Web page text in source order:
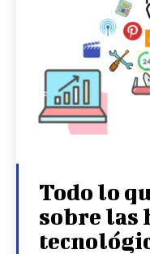
Todo lo
sobre las